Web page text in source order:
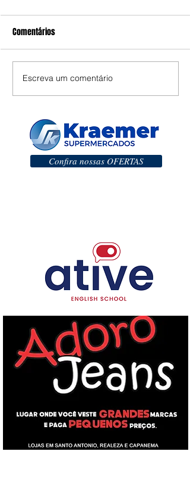
Comentários
Escreva um comentário
Confira nossas OFERTAS